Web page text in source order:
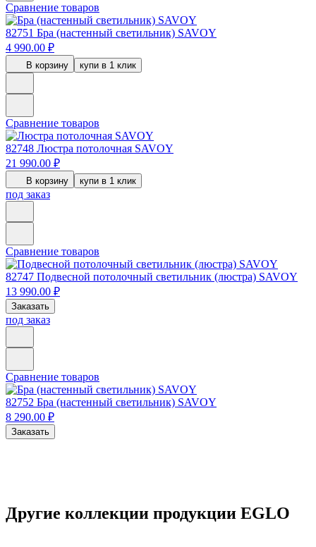
Сравнение товаров
82751 Бра (настенный светильник) SAVOY
4 990.00 ₽
В корзину купи в 1 клик
Сравнение товаров
82748 Люстра потолочная SAVOY
21 990.00 ₽
В корзину купи в 1 клик
под заказ
Сравнение товаров
82747 Подвесной потолочный светильник (люстра) SAVOY
13 990.00 ₽
Заказать
под заказ
Сравнение товаров
82752 Бра (настенный светильник) SAVOY
8 290.00 ₽
Заказать
Другие коллекции продукции EGLO